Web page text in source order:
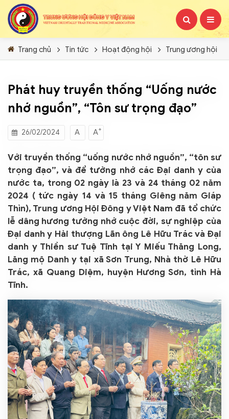
Trang chủ Tin tức Hoạt động hội Trung ương hội
Phát huy truyền thống “Uống nước
nhớ nguồn”, “Tôn sư trọng đạo”
26/02/2024 A A+
Với truyền thống “uống nước nhớ nguồn”, “tôn sư
trọng đạo”, và để tưởng nhớ các Đại danh y của
nước ta, trong 02 ngày là 23 và 24 tháng 02 năm
2024 ( tức ngày 14 và 15 tháng Giêng năm Giáp
Thìn), Trung ương Hội Đông y Việt Nam đã tổ chức
lễ dâng hương tưởng nhớ cuộc đời, sự nghiệp của
Đại danh y Hải thượng Lãn ông Lê Hữu Trác và Đại
danh y Thiền sư Tuệ Tĩnh tại Y Miếu Thăng Long,
Lăng mộ Danh y tại xã Sơn Trung, Nhà thờ Lê Hữu
Trác, xã Quang Diệm, huyện Hương Sơn, tỉnh Hà
Tĩnh.